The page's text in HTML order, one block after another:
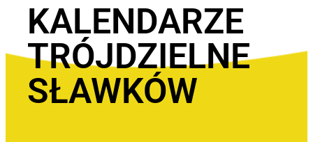
KALENDARZE
TRÓJDZIELNE
SŁAWKÓW